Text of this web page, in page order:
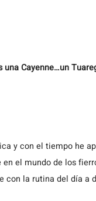
una Cayenne…un
y con el tiempo he
el mundo de los
con la rutina del día a